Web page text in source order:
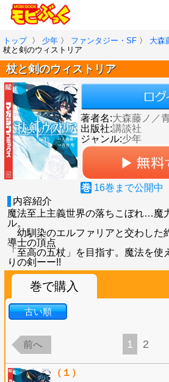
トップ 〉 少年 〉 ファンタジー・SF 〉 大森
杖と剣のウィストリア
杖と剣のウィストリア
著者名:大森藤ノ／
出版社:講談社
ジャンル:少年
巻 16巻まで公開中
内容紹介
魔法至上主義世界の落ちこぼれ…魔
ル。
幼馴染のエルファリアと交わした
導士の頂点
「至高の五杖」を目指す。魔法を使
りの剣ーー!!
巻で購入
古い順
前へ 1 2
（１）